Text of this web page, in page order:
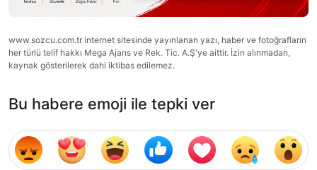
www.sozcu.com.tr internet sitesinde yayınlanan yazı, haber ve fotoğrafların
her türlü telif hakkı Mega Ajans ve Rek. Tic. A.Ş'ye aittir. İzin alınmadan,
kaynak gösterilerek dahi iktibas edilemez.
Bu habere emoji ile tepki ver